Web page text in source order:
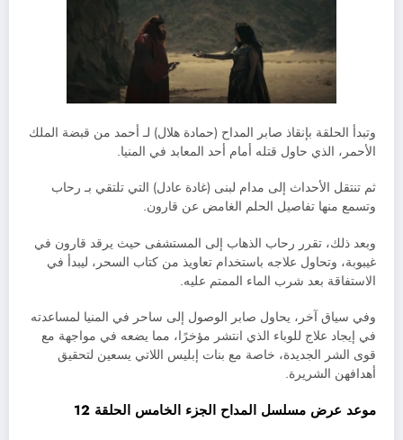
وتبدأ الحلقة بإنقاذ صابر المداح (حمادة هلال) لـ أحمد من قبضة الملك
الأحمر، الذي حاول قتله أمام أحد المعابد في المنيا.
ثم تنتقل الأحداث إلى مدام لبنى (غادة عادل) التي تلتقي بـ رحاب
وتسمع منها تفاصيل الحلم الغامض عن قارون.
وبعد ذلك، تقرر رحاب الذهاب إلى المستشفى حيث يرقد قارون في
غيبوبة، وتحاول علاجه باستخدام تعاويذ من كتاب السحر، ليبدأ في
الاستفاقة بعد شرب الماء الممتم عليه.
وفي سياق آخر، يحاول صابر الوصول إلى ساحر في المنيا لمساعدته
في إيجاد علاج للوباء الذي انتشر مؤخرًا، مما يضعه في مواجهة مع
قوى الشر الجديدة، خاصة مع بنات إبليس اللاتي يسعين لتحقيق
أهدافهن الشريرة.
موعد عرض مسلسل المداح الجزء الخامس الحلقة 12